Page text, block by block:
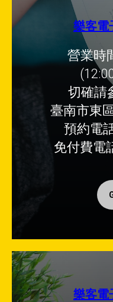
樂客電
營業時
切確請
臺南市東
預約電
免付費電
樂客電